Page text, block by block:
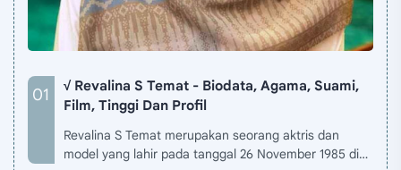
√ Revalina S Temat - Biodata, Agama, Suami,
Film, Tinggi Dan Profil
Revalina S Temat merupakan seorang aktris dan
model yang lahir pada tanggal 26 November 1985 di